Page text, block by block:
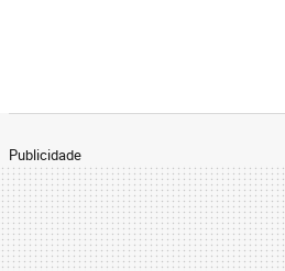
Publicidade